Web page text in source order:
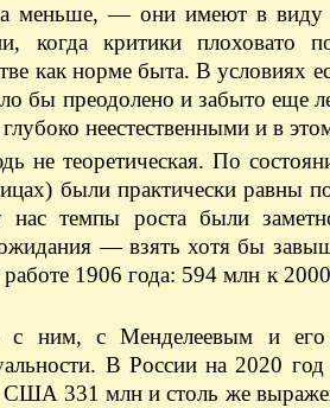
меньше, — они имеют в
когда критики плоховато
как норме быта. В условиях
бы преодолено и забыто еще
неестественными и в
не теоретическая. По
были практически равны
темпы роста были
— взять хотя бы
работе 1906 года: 594 млн к
с ним, с Менделеевым и
В России на 2020
США 331 млн и столь же